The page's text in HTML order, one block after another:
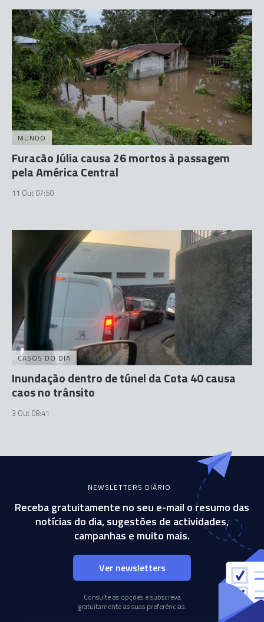
MUNDO
Furacão Júlia causa 26 mortos à passagem
pela América Central
11 Out 07:50
CASOS DO DIA
Inundação dentro de túnel da Cota 40 causa
caos no trânsito
3 Out 08:41
NEWSLETTERS DIÁRIO
Receba gratuitamente no seu e-mail o resumo das
notícias do dia, sugestões de actividades,
campanhas e muito mais.
Ver newsletters
Consulte as opções e subscreva
gratuitamente as suas preferências.